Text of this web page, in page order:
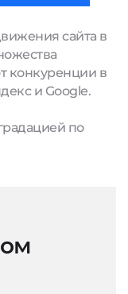
сайта в
конкуренции в
и Google.
по